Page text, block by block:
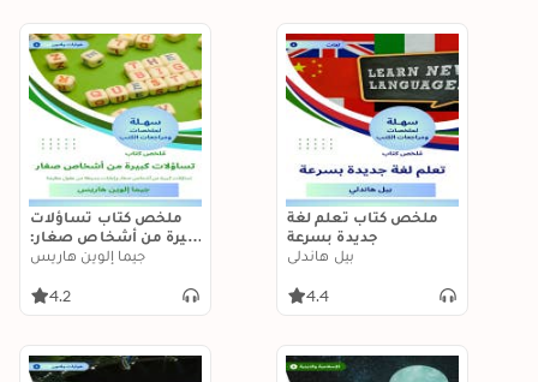
ملخص كتاب تساؤلات
كبيرة من أشخاص صغار:
تساؤلات كبيرة من
بسيطة من عقول عظيمة
جيما إلوين هاريس
4.2
ملخص كتاب تعلم لغة
جديدة بسرعة
بيل هاندلي
4.4